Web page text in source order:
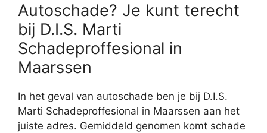
Autoschade? Je kunt terecht
bij D.I.S. Marti
Schadeproffesional in
Maarssen
In het geval van autoschade ben je bij D.I.S.
Marti Schadeproffesional in Maarssen aan het
juiste adres. Gemiddeld genomen komt schade